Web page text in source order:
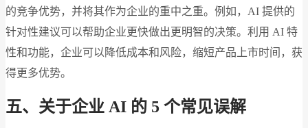
的竞争优势，并将其作为企业的重中之重。例如，AI 提供的
针对性建议可以帮助企业更快做出更明智的决策。利用 AI 特
性和功能，企业可以降低成本和风险，缩短产品上市时间，获
得更多优势。
五、关于企业 AI 的 5 个常见误解